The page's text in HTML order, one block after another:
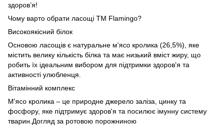
здоров’я!
Чому варто обрати ласощі ТМ Flamingo?
Високоякісний білок
Основою ласощів є натуральне м'ясо кролика (26,5%), яке
містить велику кількість білка та має низький вміст жиру, що
робить їх ідеальним вибором для підтримки здоров'я та
активності улюбленця.
Вітамінний комплекс
М'ясо кролика – це природне джерело заліза, цинку та
фосфору, яке підтримує здоров'я та посилює імунну систему
тварин.Догляд за ротовою порожниною